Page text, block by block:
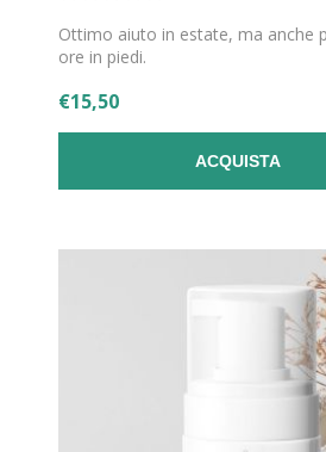
Ottimo aiuto in estate, ma anche
ore in piedi.
€15,50
ACQUISTA